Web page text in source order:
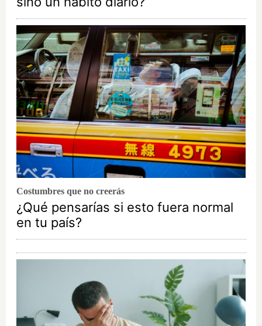
Costumbres que no creerás
¿Qué pensarías si esto fuera normal
en tu país?